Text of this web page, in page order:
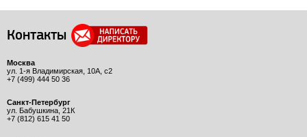
Контакты
Москва
ул. 1-я Владимирская, 10А, с2
+7 (499) 444 50 36
Санкт-Петербург
ул. Бабушкина, 21К
+7 (812) 615 41 50